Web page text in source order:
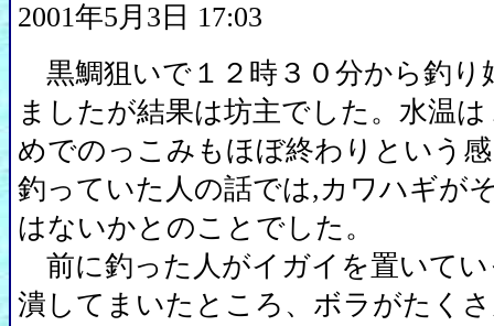
2001年5月3日 17:03
黒鯛狙いで１２時３０分から釣り
ましたが結果は坊主でした。水温
めでのっこみもほぼ終わりという
釣っていた人の話では,カワハギが
はないかとのことでした。
前に釣った人がイガイを置いて
潰してまいたところ、ボラがたく